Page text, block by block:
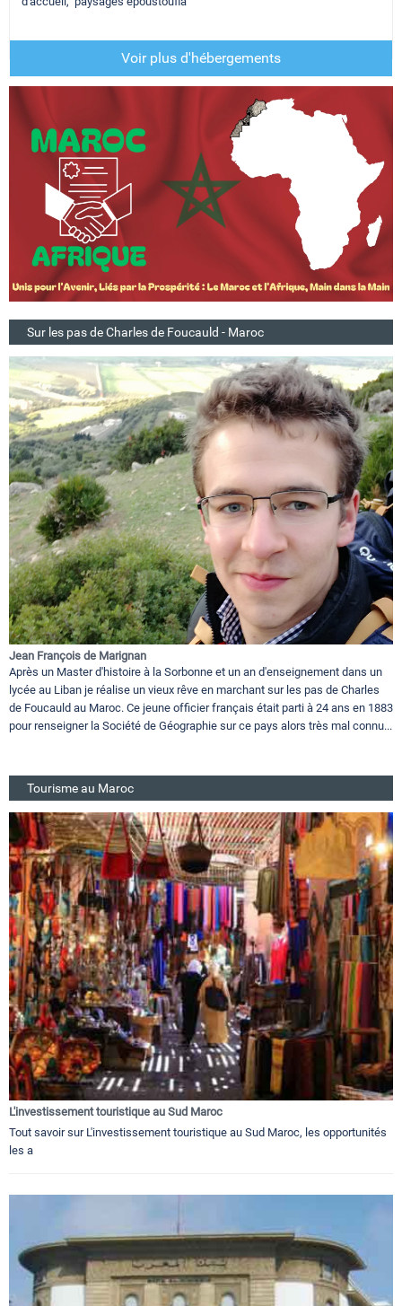
Voir plus d'hébergements
Sur les pas de Charles de Foucauld - Maroc
Jean François de Marignan
Après un Master d'histoire à la Sorbonne et un an d'enseignement dans un
lycée au Liban je réalise un vieux rêve en marchant sur les pas de Charles
de Foucauld au Maroc. Ce jeune officier français était parti à 24 ans en 1883
pour renseigner la Société de Géographie sur ce pays alors très mal connu...
Tourisme au Maroc
L'investissement touristique au Sud Maroc
Tout savoir sur L'investissement touristique au Sud Maroc, les opportunités
les a